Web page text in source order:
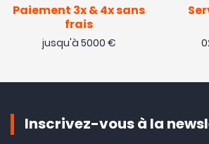
Paiement 3x & 4x sans
frais
jusqu'à 5000 €
Inscrivez-vous à la